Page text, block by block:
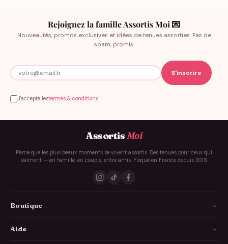
Rejoignez la famille Assortis Moi 💌
Nouveautés, promos exclusives et idées de tenues assorties. Pas de
spam, promis.
J'accepte lestermes & conditions
AssortisMoi
Parce que les plus beaux moments se vivent assortis. Des tenues pour ceux qui
s'aiment — en famille, en couple, entre amis. Floqué en France depuis 2018.
Boutique
Aide